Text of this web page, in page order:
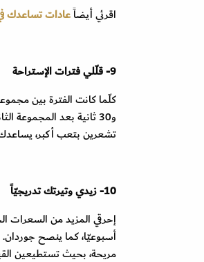
اقرئي أيضاًعادات تساعدك
9- قلّلي فترات الإستراحة
تشعرين بتعب أكبر،
10- زيدي وتيرتك تدريجيّاً
إحرقي المزيد من السعرات
مريحة، بحيث تستطيعين القيام